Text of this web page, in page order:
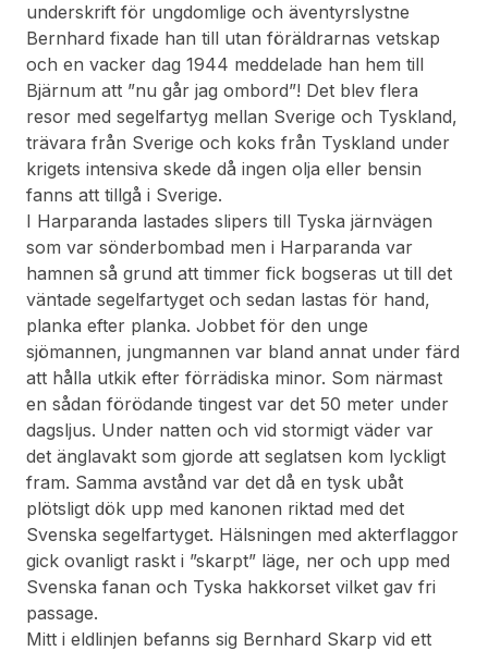
underskrift för ungdomlige och äventyrslystne
Bernhard fixade han till utan föräldrarnas vetskap
och en vacker dag 1944 meddelade han hem till
Bjärnum att ”nu går jag ombord”! Det blev flera
resor med segelfartyg mellan Sverige och Tyskland,
trävara från Sverige och koks från Tyskland under
krigets intensiva skede då ingen olja eller bensin
fanns att tillgå i Sverige.
I Harparanda lastades slipers till Tyska järnvägen
som var sönderbombad men i Harparanda var
hamnen så grund att timmer fick bogseras ut till det
väntade segelfartyget och sedan lastas för hand,
planka efter planka. Jobbet för den unge
sjömannen, jungmannen var bland annat under färd
att hålla utkik efter förrädiska minor. Som närmast
en sådan förödande tingest var det 50 meter under
dagsljus. Under natten och vid stormigt väder var
det änglavakt som gjorde att seglatsen kom lyckligt
fram. Samma avstånd var det då en tysk ubåt
plötsligt dök upp med kanonen riktad med det
Svenska segelfartyget. Hälsningen med akterflaggor
gick ovanligt raskt i ”skarpt” läge, ner och upp med
Svenska fanan och Tyska hakkorset vilket gav fri
passage.
Mitt i eldlinjen befanns sig Bernhard Skarp vid ett